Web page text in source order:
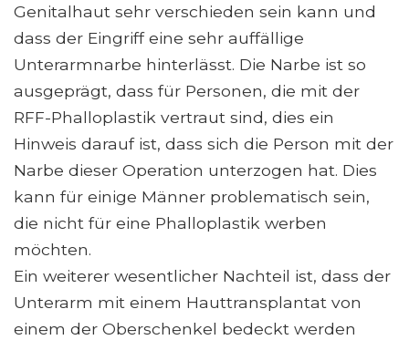
Genitalhaut sehr verschieden sein kann und
dass der Eingriff eine sehr auffällige
Unterarmnarbe hinterlässt. Die Narbe ist so
ausgeprägt, dass für Personen, die mit der
RFF-Phalloplastik vertraut sind, dies ein
Hinweis darauf ist, dass sich die Person mit der
Narbe dieser Operation unterzogen hat. Dies
kann für einige Männer problematisch sein,
die nicht für eine Phalloplastik werben
möchten.
Ein weiterer wesentlicher Nachteil ist, dass der
Unterarm mit einem Hauttransplantat von
einem der Oberschenkel bedeckt werden